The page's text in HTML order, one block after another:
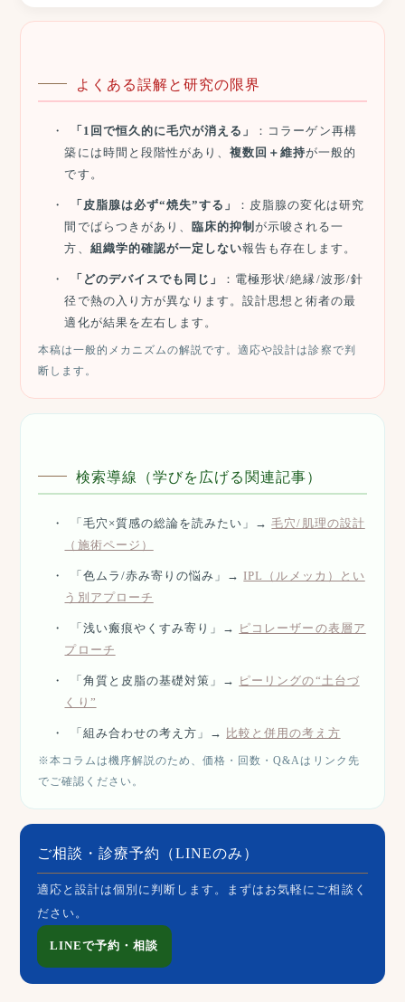
よくある誤解と研究の限界
「1回で恒久的に毛穴が消える」
：コラーゲン再構
築には時間と段階性があり、 複数回＋維持が一般的
です。
「皮脂腺は必ず“焼失”する」
：皮脂腺の変化は研究
間でばらつきがあり、 臨床的抑制が示唆される一
方、 組織学的確認が一定しない報告も存在します。
「どのデバイスでも同じ」
：電極形状/絶縁/波形/針
径で熱の入り方が異なります。設計思想と術者の最
適化が結果を左右します。
本稿は一般的メカニズムの解説です。適応や設計は診察で判
断します。
検索導線（学びを広げる関連記事）
「毛穴×質感の総論を読みたい」→毛穴/肌理の設計
（施術ページ）
「色ムラ/赤み寄りの悩み」→IPL（ルメッカ）とい
う別アプローチ
「浅い瘢痕やくすみ寄り」→ ピコレーザーの表層ア
プローチ
「角質と皮脂の基礎対策」→ ピーリングの“土台づ
くり”
「組み合わせの考え方」→ 比較と併用の考え方
※本コラムは機序解説のため、価格・回数・Q&Aはリンク先
でご確認ください。
ご相談・診療予約（LINEのみ）
適応と設計は個別に判断します。まずはお気軽にご相談く
ださい。
LINEで予約・相談